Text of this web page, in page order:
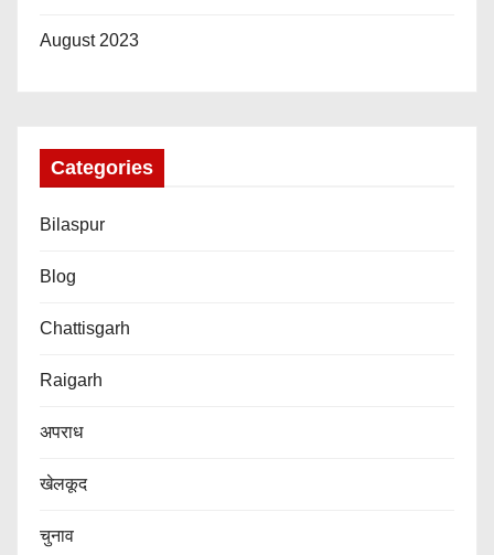
August 2023
Categories
Bilaspur
Blog
Chattisgarh
Raigarh
अपराध
खेलकूद
चुनाव